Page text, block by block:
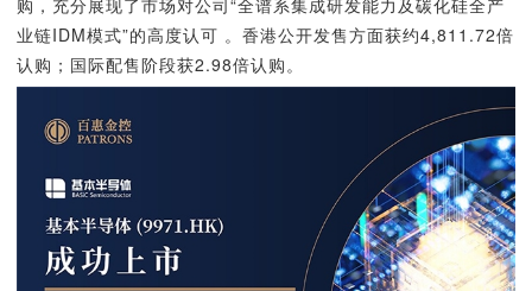
购，充分展现了市场对公司“全谱系集成研发能力及碳化硅全产
业链IDM模式”的高度认可 。香港公开发售方面获约4,811.72倍
认购；国际配售阶段获2.98倍认购。